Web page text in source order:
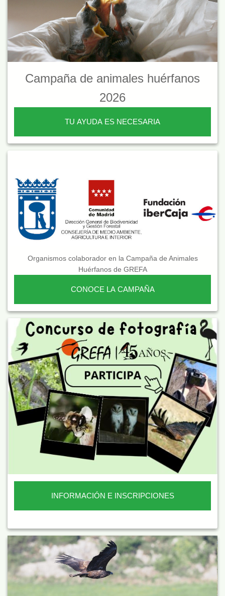
Campaña de animales huérfanos
2026
TU AYUDA ES NECESARIA
Organismos colaborador en la Campaña de Animales
Huérfanos de GREFA
CONOCE LA CAMPAÑA
INFORMACIÓN E INSCRIPCIONES